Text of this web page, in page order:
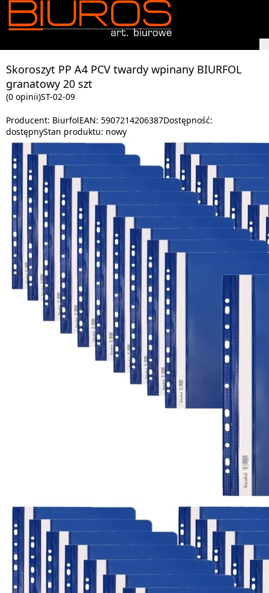
Skoroszyt PP A4 PCV twardy wpinany BIURFOL
granatowy 20 szt
(0 opinii)ST-02-09
Producent: BiurfolEAN: 5907214206387Dostępność:
dostępnyStan produktu: nowy